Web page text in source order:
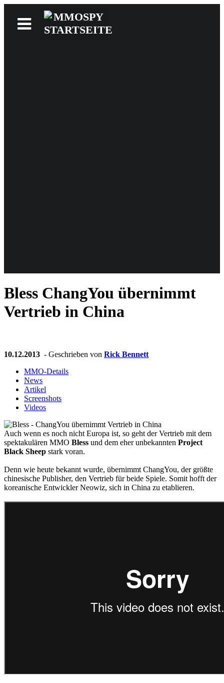
Follow us
Bless ChangYou übernimmt
Vertrieb in China
10.12.2013 - Geschrieben von Rick Bennett
MMO-Details
News
Artikel
Screenshots
Videos
Auch wenn es noch nicht Europa ist, so geht der Vertrieb mit dem
spektakulären MMO Bless und dem eher unbekannten Project
Black Sheep stark voran.
Denn wie heute bekannt wurde, übernimmt ChangYou, der größte
chinesische Publisher, den Vertrieb für beide Spiele. Somit hofft der
koreanische Entwickler Neowiz, sich in China zu etablieren.